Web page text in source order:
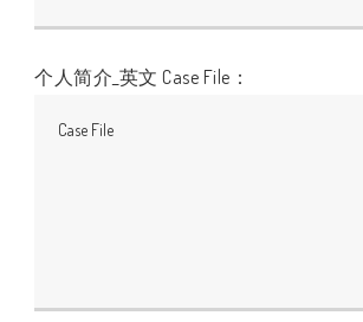
个人简介_英文 Case File：